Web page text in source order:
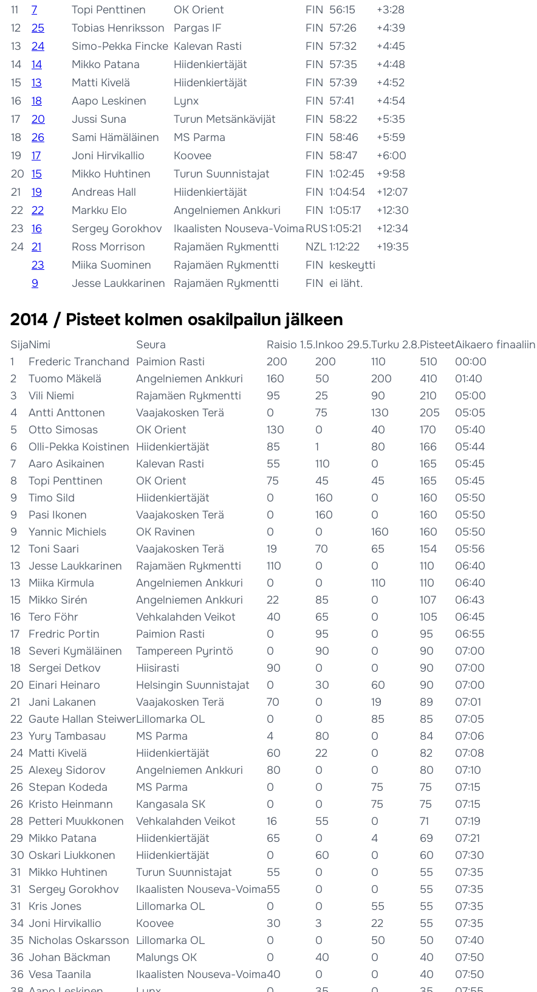
11
7 Topi Penttinen OK Orient FIN 56:15
+3:28
12
25 Tobias Henriksson Pargas IF FIN 57:26
+4:39
13
24 Simo-Pekka Fincke Kalevan Rasti FIN 57:32
+4:45
14
14 Mikko Patana Hiidenkiertäjät FIN 57:35
+4:48
15
13 Matti Kivelä Hiidenkiertäjät FIN 57:39
+4:52
16
18 Aapo Leskinen Lynx FIN 57:41
+4:54
17
20 Jussi Suna Turun Metsänkävijät FIN 58:22
+5:35
18
26 Sami Hämäläinen MS Parma FIN 58:46
+5:59
19
17 Joni Hirvikallio Koovee FIN 58:47
+6:00
20 15 Mikko Huhtinen Turun Suunnistajat FIN 1:02:45
+9:58
21
19 Andreas Hall Hiidenkiertäjät FIN 1:04:54
+12:07
22
22 Markku Elo Angelniemen Ankkuri FIN 1:05:17
+12:30
23
16 Sergey Gorokhov Ikaalisten Nouseva-VoimaRUS1:05:21
+12:34
24 21 Ross Morrison Rajamäen Rykmentti NZL 1:12:22
+19:35
23
Miika Suominen Rajamäen Rykmentti FIN keskeytti
9
Jesse Laukkarinen Rajamäen Rykmentti FIN ei läht.
2014 / Pisteet kolmen osakilpailun jälkeen
SijaNimi Seura Raisio 1.5.Inkoo 29.5.Turku 2.8.PisteetAikaero finaaliin
1
Frederic Tranchand Paimion Rasti 200 200 110 510
00:00
2
Tuomo Mäkelä Angelniemen Ankkuri 160 50 200 410
01:40
3
Vili Niemi Rajamäen Rykmentti 95 25 90 210
05:00
4
Antti Anttonen Vaajakosken Terä 0 75 130 205
05:05
5
Otto Simosas OK Orient 130 0 40 170
05:40
6
Olli-Pekka Koistinen Hiidenkiertäjät 85 1 80 166
05:44
7
Aaro Asikainen Kalevan Rasti 55 110 0 165
05:45
8
Topi Penttinen OK Orient 75 45 45 165
05:45
9
Timo Sild Hiidenkiertäjät 0 160 0 160
05:50
9
Pasi Ikonen Vaajakosken Terä 0 160 0 160
05:50
9
Yannic Michiels OK Ravinen 0 0 160 160
05:50
12
Toni Saari Vaajakosken Terä 19 70 65 154
05:56
13
Jesse Laukkarinen Rajamäen Rykmentti 110 0 0 110
06:40
13
Miika Kirmula Angelniemen Ankkuri 0 0 110 110
06:40
15
Mikko Sirén Angelniemen Ankkuri 22 85 0 107
06:43
16 Tero Föhr Vehkalahden Veikot 40 65 0 105
06:45
17
Fredric Portin Paimion Rasti 0 95 0 95
06:55
18
Severi Kymäläinen Tampereen Pyrintö 0 90 0 90
07:00
18
Sergei Detkov Hiisirasti 90 0 0 90
07:00
20 Einari Heinaro Helsingin Suunnistajat 0 30 60 90
07:00
21
Jani Lakanen Vaajakosken Terä 70 0 19 89
07:01
22 Gaute Hallan SteiwerLillomarka OL 0 0 85 85
07:05
23 Yury Tambasau MS Parma 4 80 0 84
07:06
24 Matti Kivelä Hiidenkiertäjät 60 22 0 82
07:08
25 Alexey Sidorov Angelniemen Ankkuri 80 0 0 80
07:10
26 Stepan Kodeda MS Parma 0 0 75 75
07:15
26 Kristo Heinmann Kangasala SK 0 0 75 75
07:15
28 Petteri Muukkonen Vehkalahden Veikot 16 55 0 71
07:19
29 Mikko Patana Hiidenkiertäjät 65 0 4 69
07:21
30 Oskari Liukkonen Hiidenkiertäjät 0 60 0 60
07:30
31
Mikko Huhtinen Turun Suunnistajat 55 0 0 55
07:35
31
Sergey Gorokhov Ikaalisten Nouseva-Voima55 0 0 55
07:35
31
Kris Jones Lillomarka OL 0 0 55 55
07:35
34 Joni Hirvikallio Koovee 30 3 22 55
07:35
35 Nicholas Oskarsson Lillomarka OL 0 0 50 50
07:40
36 Johan Bäckman Malungs OK 0 40 0 40
07:50
36 Vesa Taanila Ikaalisten Nouseva-Voima40 0 0 40
07:50